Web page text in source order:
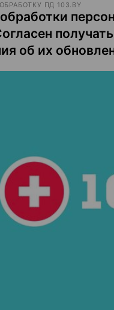
ПД 103.BY
об их